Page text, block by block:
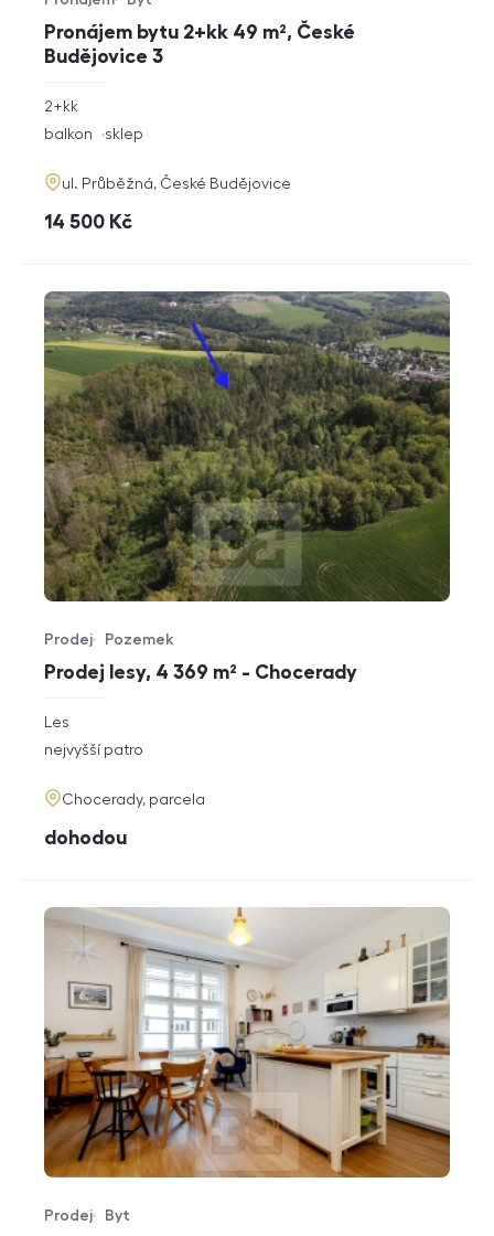
Pronájem bytu 2+kk 49 m², České
Budějovice 3
Typ nabídky
Typ nemovitosti
rozměry
dispozice
2+kk
funkce
balkon sklep
adresa
ul. Průběžná, České Budějovice
cena
14 500 Kč
Prodej lesy, 4 369 m² - Chocerady
Typ nabídky
Prodej
Typ nemovitosti
Pozemek
rozměry
dispozice
Les
funkce
nejvyšší patro
adresa
Chocerady, parcela
cena
dohodou
Typ nabídky
Prodej
Typ nemovitosti
Byt